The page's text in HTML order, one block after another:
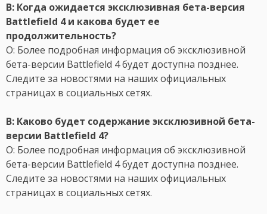
В: Когда ожидается эксклюзивная бета-версия
Battlefield 4 и какова будет ее
продолжительность?
О: Более подробная информация об эксклюзивной
бета-версии Battlefield 4 будет доступна позднее.
Следите за новостями на наших официальных
страницах в социальных сетях.
В: Каково будет содержание эксклюзивной бета-
версии Battlefield 4?
О: Более подробная информация об эксклюзивной
бета-версии Battlefield 4 будет доступна позднее.
Следите за новостями на наших официальных
страницах в социальных сетях.